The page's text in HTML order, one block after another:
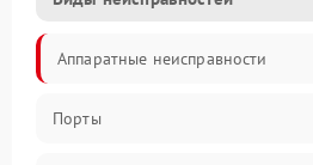
Аппаратные неисправности
Порты